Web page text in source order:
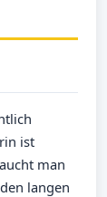
ist
man
langen